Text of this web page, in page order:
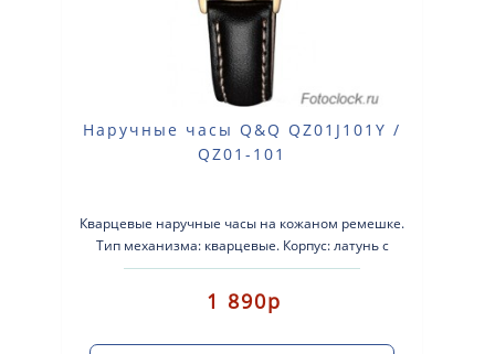
Наручные часы Q&Q QZ01J101Y /
QZ01-101
Кварцевые наручные часы на кожаном ремешке.
Тип механизма: кварцевые. Корпус: латунь с
покрытием. Кожаный ремеш..
1 890р